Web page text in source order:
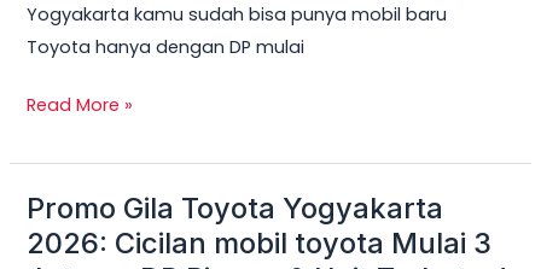
Yogyakarta kamu sudah bisa punya mobil baru
Toyota hanya dengan DP mulai
Ini
Daftar
+
2026!
Read More »
Promo Gila Toyota Yogyakarta
2026: Cicilan mobil toyota Mulai 3
Promo
Gila